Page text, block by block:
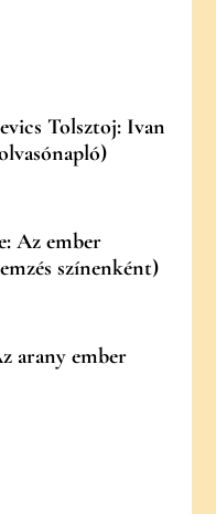
Tolsztoj: Ivan
Az ember
színenként)
arany ember